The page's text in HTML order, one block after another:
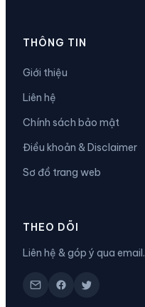
THÔNG TIN
Giới thiệu
Liên hệ
Chính sách bảo mật
Điều khoản & Disclaimer
Sơ đồ trang web
THEO DÕI
Liên hệ & góp ý qua email.